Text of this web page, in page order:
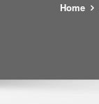
Home